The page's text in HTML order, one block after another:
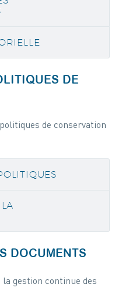
DE
de conservation
DOCUMENTS
la gestion continue des